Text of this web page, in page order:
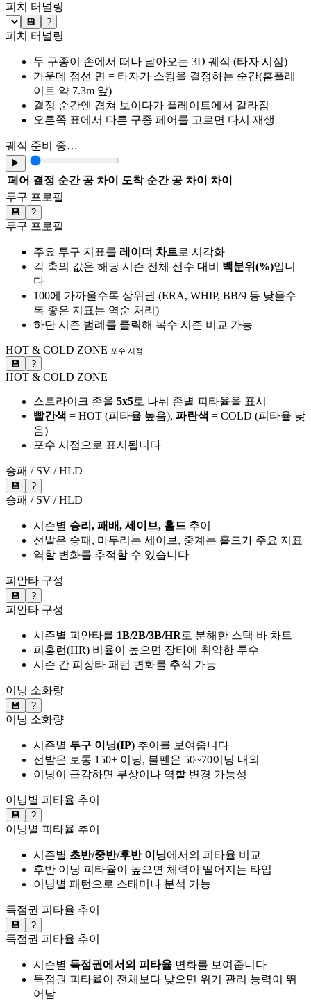
피치 터널링
💾 ?
피치 터널링
두 구종이 손에서 떠나 날아오는 3D 궤적 (타자 시점)
가운데 점선 면 = 타자가 스윙을 결정하는 순간(홈플레
이트 약 7.3m 앞)
결정 순간엔 겹쳐 보이다가 플레이트에서 갈라짐
오른쪽 표에서 다른 구종 페어를 고르면 다시 재생
궤적 준비 중…
▶
페어 결정 순간 공 차이 도착 순간 공 차이
차이
투구 프로필
💾 ?
투구 프로필
주요 투구 지표를 레이더 차트로 시각화
각 축의 값은 해당 시즌 전체 선수 대비 백분위(%)입니
다
100에 가까울수록 상위권 (ERA, WHIP, BB/9 등 낮을수
록 좋은 지표는 역순 처리)
하단 시즌 범례를 클릭해 복수 시즌 비교 가능
HOT & COLD ZONE 포수 시점
💾 ?
HOT & COLD ZONE
스트라이크 존을 5x5로 나눠 존별 피타율을 표시
빨간색 = HOT (피타율 높음), 파란색 = COLD (피타율 낮
음)
포수 시점으로 표시됩니다
승패 / SV / HLD
💾 ?
승패 / SV / HLD
시즌별 승리, 패배, 세이브, 홀드 추이
선발은 승패, 마무리는 세이브, 중계는 홀드가 주요 지표
역할 변화를 추적할 수 있습니다
피안타 구성
💾 ?
피안타 구성
시즌별 피안타를 1B/2B/3B/HR로 분해한 스택 바 차트
피홈런(HR) 비율이 높으면 장타에 취약한 투수
시즌 간 피장타 패턴 변화를 추적 가능
이닝 소화량
💾 ?
이닝 소화량
시즌별 투구 이닝(IP) 추이를 보여줍니다
선발은 보통 150+ 이닝, 불펜은 50~70이닝 내외
이닝이 급감하면 부상이나 역할 변경 가능성
이닝별 피타율 추이
💾 ?
이닝별 피타율 추이
시즌별 초반/중반/후반 이닝에서의 피타율 비교
후반 이닝 피타율이 높으면 체력이 떨어지는 타입
이닝별 패턴으로 스태미나 분석 가능
득점권 피타율 추이
💾 ?
득점권 피타율 추이
시즌별 득점권에서의 피타율 변화를 보여줍니다
득점권 피타율이 전체보다 낮으면 위기 관리 능력이 뛰
어남